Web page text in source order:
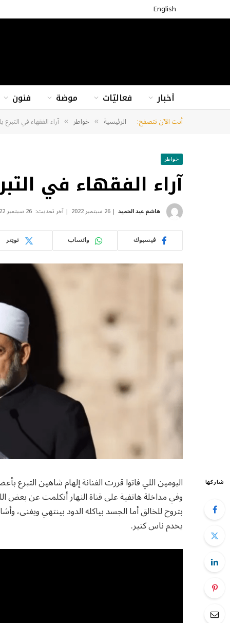
English
أخبار فعاليّات موضة فنون
أنت الآن تتصفح: الرئيسية » خواطر » آراء الفقهاء في
خواطر
آراء الفقهاء في
هاشم عبد الحميد 26 سبتمبر 2022 آخر تحديث: 26 سبتمبر 2022
فيسبوك واتساب تويتر
شاركها
اليومين اللي فاتوا قررت الفنانة إلهام شاهين التبرع
وفي مداخلة هاتفية على قناة النهار أتكلمت عن بعض
بتروح للخالق أما الجسد بياكله الدود بينتهي ويفنى،
يخدم ناس كتير.